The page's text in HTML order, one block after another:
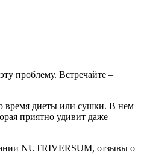
проблему. Встречайте –
время диеты или сушки. В нем
приятно удивит даже
NUTRIVERSUM, отзывы о